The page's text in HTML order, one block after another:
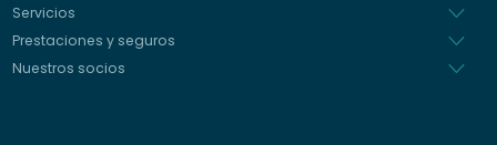
Servicios
Prestaciones y seguros
Nuestros socios